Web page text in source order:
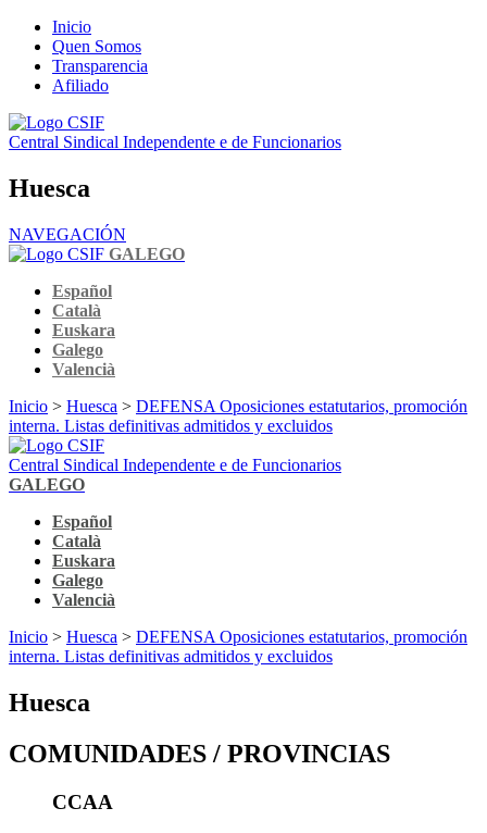
Inicio
Quen Somos
Transparencia
Afiliado
Central Sindical Independente e de Funcionarios
Huesca
NAVEGACIÓN
GALEGO
Español
Català
Euskara
Galego
Valencià
Inicio > Huesca > DEFENSA Oposiciones estatutarios, promoción
interna. Listas definitivas admitidos y excluidos
Central Sindical Independente e de Funcionarios
GALEGO
Español
Català
Euskara
Galego
Valencià
Inicio > Huesca > DEFENSA Oposiciones estatutarios, promoción
interna. Listas definitivas admitidos y excluidos
Huesca
COMUNIDADES / PROVINCIAS
CCAA